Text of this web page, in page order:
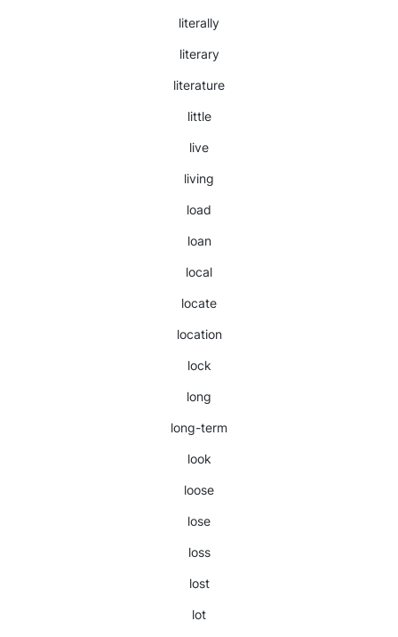
literally
literary
literature
little
live
living
load
loan
local
locate
location
lock
long
long-term
look
loose
lose
loss
lost
lot